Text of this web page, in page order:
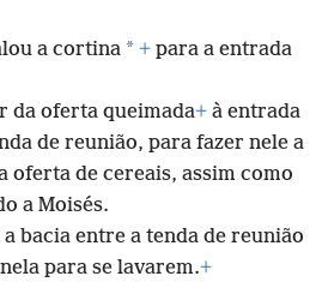
a cortina * + para a entrada
da oferta queimada+ à entrada
de reunião, para fazer nele a
oferta de cereais, assim como
a Moisés.
bacia entre a tenda de reunião
para se lavarem.+